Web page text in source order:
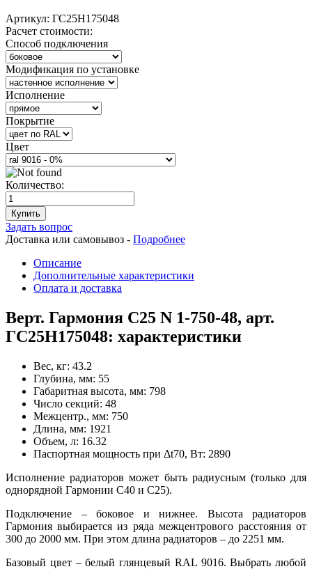
Артикул: ГС25Н175048
Расчет стоимости:
Способ подключения
Модификация по установке
Исполнение
Покрытие
Цвет
Количество:
Купить
Задать вопрос
Доставка или самовывоз - Подробнее
Описание
Дополнительные характеристики
Оплата и доставка
Верт. Гармония С25 N 1-750-48, арт.
ГС25Н175048: характеристики
Вес, кг: 43.2
Глубина, мм: 55
Габаритная высота, мм: 798
Число секций: 48
Межцентр., мм: 750
Длина, мм: 1921
Объем, л: 16.32
Паспортная мощность при Δt70, Вт: 2890
Исполнение радиаторов может быть радиусным (только для
однорядной Гармонии С40 и С25).
Подключение – боковое и нижнее. Высота радиаторов
Гармония выбирается из ряда межцентрового расстояния от
300 до 2000 мм. При этом длина радиаторов – до 2251 мм.
Базовый цвет – белый глянцевый RAL 9016. Выбрать любой